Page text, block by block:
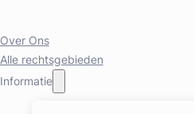
Over Ons
Alle rechtsgebieden
Informatie